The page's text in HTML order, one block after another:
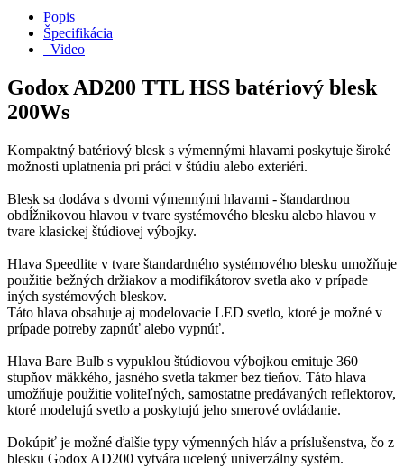
Popis
Špecifikácia
Video
Godox AD200 TTL HSS batériový blesk
200Ws
Kompaktný batériový blesk s výmennými hlavami poskytuje široké
možnosti uplatnenia pri práci v štúdiu alebo exteriéri.
Blesk sa dodáva s dvomi výmennými hlavami - štandardnou
obdĺžnikovou hlavou v tvare systémového blesku alebo hlavou v
tvare klasickej štúdiovej výbojky.
Hlava Speedlite v tvare štandardného systémového blesku umožňuje
použitie bežných držiakov a modifikátorov svetla ako v prípade
iných systémových bleskov.
Táto hlava obsahuje aj modelovacie LED svetlo, ktoré je možné v
prípade potreby zapnúť alebo vypnúť.
Hlava Bare Bulb s vypuklou štúdiovou výbojkou emituje 360
stupňov mäkkého, jasného svetla takmer bez tieňov. Táto hlava
umožňuje použitie voliteľných, samostatne predávaných reflektorov,
ktoré modelujú svetlo a poskytujú jeho smerové ovládanie.
Dokúpiť je možné ďalšie typy výmenných hláv a príslušenstva, čo z
blesku Godox AD200 vytvára ucelený univerzálny systém.